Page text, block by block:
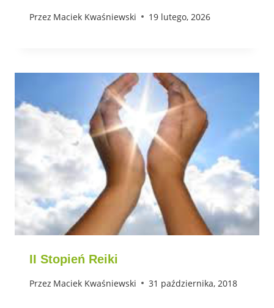
Przez Maciek Kwaśniewski 19 lutego, 2026
II Stopień Reiki
Przez Maciek Kwaśniewski 31 października, 2018